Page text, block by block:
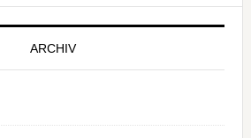
ARCHIV